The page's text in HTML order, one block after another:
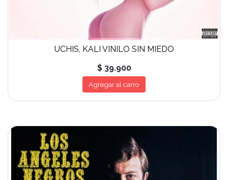
UCHIS, KALI VINILO SIN MIEDO
$ 39.900
Agregar al carro